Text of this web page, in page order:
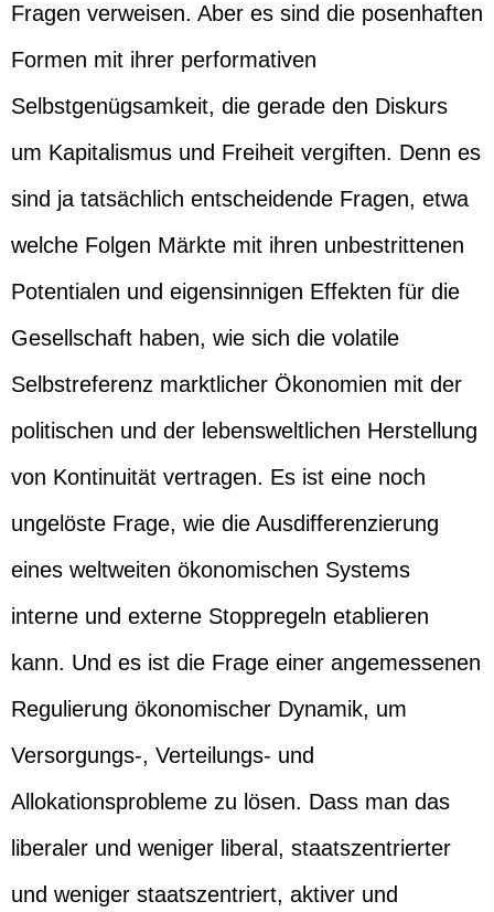
Fragen verweisen. Aber es sind die posenhaften
Formen mit ihrer performativen
Selbstgenügsamkeit, die gerade den Diskurs
um Kapitalismus und Freiheit vergiften. Denn es
sind ja tatsächlich entscheidende Fragen, etwa
welche Folgen Märkte mit ihren unbestrittenen
Potentialen und eigensinnigen Effekten für die
Gesellschaft haben, wie sich die volatile
Selbstreferenz marktlicher Ökonomien mit der
politischen und der lebensweltlichen Herstellung
von Kontinuität vertragen. Es ist eine noch
ungelöste Frage, wie die Ausdifferenzierung
eines weltweiten ökonomischen Systems
interne und externe Stoppregeln etablieren
kann. Und es ist die Frage einer angemessenen
Regulierung ökonomischer Dynamik, um
Versorgungs-, Verteilungs- und
Allokationsprobleme zu lösen. Dass man das
liberaler und weniger liberal, staatszentrierter
und weniger staatszentriert, aktiver und